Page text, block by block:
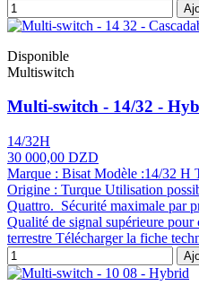
Disponible
Multiswitch
Multi-switch - 14/32 -
14/32H
30 000,00 DZD
Marque : Bisat Modèle :14/32 H
Origine : Turque Utilisation
Quattro. Sécurité maximale par
Qualité de signal supérieure
terrestre Télécharger la fiche